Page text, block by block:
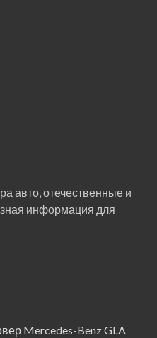
авто, отечественные и
информация для
Mercedes-Benz GLA